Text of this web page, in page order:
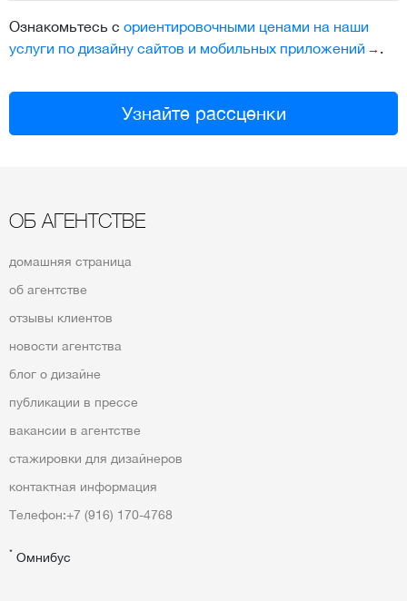
Ознакомьтесь с ориентировочными ценами на наши
услуги по дизайну сайтов и мобильных приложений
.
Узнайте рассценки
ОБ АГЕНТСТВЕ
домашняя страница
об агентстве
отзывы клиентов
новости агентства
блог о дизайне
публикации в прессе
вакансии в агентстве
стажировки для дизайнеров
контактная информация
Телефон:+7 (916) 170-4768
* Омнибус